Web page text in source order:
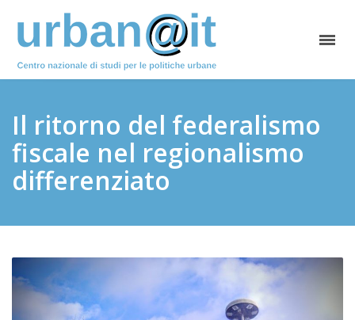
Il ritorno del federalismo
fiscale nel regionalismo
differenziato